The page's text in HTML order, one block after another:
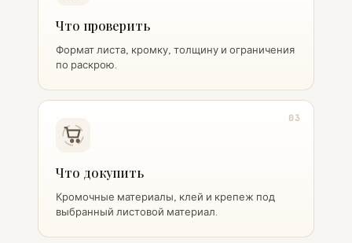
Что проверить
Формат листа, кромку, толщину и ограничения
по раскрою.
03
Что докупить
Кромочные материалы, клей и крепеж под
выбранный листовой материал.